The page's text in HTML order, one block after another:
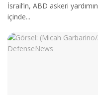
İsrail’in, ABD askeri
içinde...